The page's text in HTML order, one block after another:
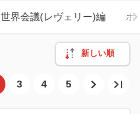
世界会議(レヴェリー)編 ホ
3 4 5
新しい順